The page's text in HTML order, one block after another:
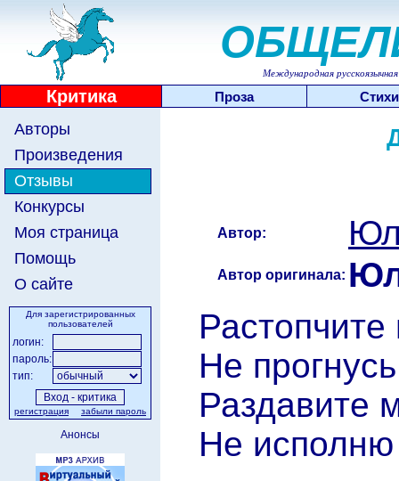
Международная
Критика Проза Стихи
Авторы
Произведения
Отзывы
Конкурсы
Моя страница
Помощь
О сайте
Для зарегистрированных
пользователей
логин:
пароль:
тип:
регистрация забыли пароль
Анонсы
Автор:
Автор оригинала:
Не
Раздавите
Не